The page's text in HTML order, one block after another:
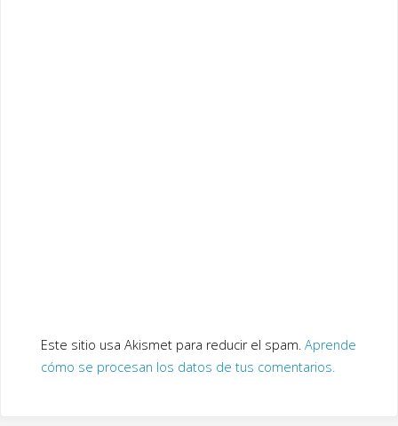
Este sitio usa Akismet para reducir el spam. Aprende
cómo se procesan los datos de tus comentarios.